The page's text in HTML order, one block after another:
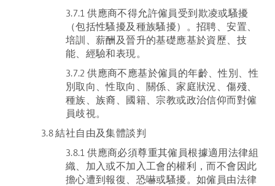
3.7.1 供應商不得允許僱員受到欺凌或騷擾
（包括性騷擾及種族騷擾）。招聘、安置、
培訓、薪酬及晉升的基礎應基於資歷、技
能、經驗和表現。
3.7.2 供應商不應基於僱員的年齡、性別、性
別取向、性取向、關係、家庭狀況、傷殘、
種族、族裔、國籍、宗教或政治信仰而對僱
員歧視。
3.8 結社自由及集體談判
3.8.1 供應商必須尊重其僱員根據適用法律組
織、加入或不加入工會的權利，而不會因此
擔心遭到報復、恐嚇或騷擾。如僱員由法律